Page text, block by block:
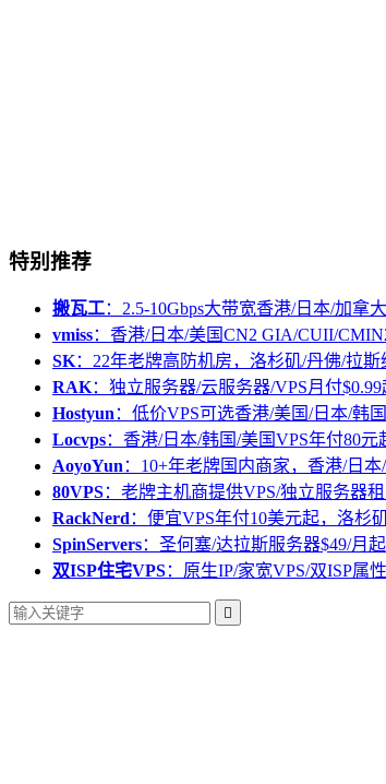
特别推荐
搬瓦工：2.5-10Gbps大带宽香港/日本/加拿
vmiss：香港/日本/美国CN2 GIA/CUII/
SK：22年老牌高防机房，洛杉矶/丹佛/拉
RAK：独立服务器/云服务器/VPS月付
Hostyun ：低价VPS可选香港/美国/日本/韩
Locvps：香港/日本/韩国/美国VPS年付80元
AoyoYun ：10+年老牌国内商家，香港/日
80VPS：老牌主机商提供VPS/独立服务器
RackNerd ：便宜VPS年付10美元起，洛杉
SpinServers：圣何塞/达拉斯服务器$49/月
双ISP住宅VPS：原生IP/家宽VPS/双ISP属性
